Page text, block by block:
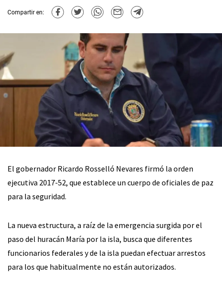
Compartir en:
El gobernador Ricardo Rosselló Nevares firmó la orden
ejecutiva 2017-52, que establece un cuerpo de oficiales de paz
para la seguridad.
La nueva estructura, a raíz de la emergencia surgida por el
paso del huracán María por la isla, busca que diferentes
funcionarios federales y de la isla puedan efectuar arrestos
para los que habitualmente no están autorizados.